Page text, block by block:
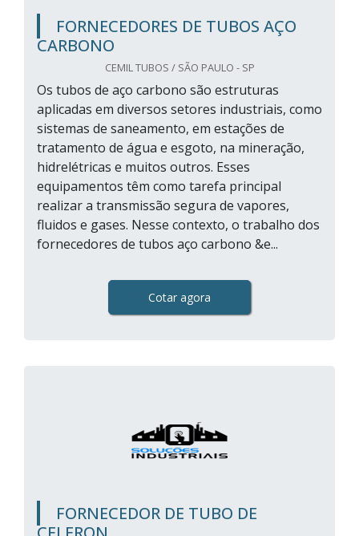
FORNECEDORES DE TUBOS AÇO
CARBONO
CEMIL TUBOS / SÃO PAULO - SP
Os tubos de aço carbono são estruturas
aplicadas em diversos setores industriais, como
sistemas de saneamento, em estações de
tratamento de água e esgoto, na mineração,
hidrelétricas e muitos outros. Esses
equipamentos têm como tarefa principal
realizar a transmissão segura de vapores,
fluidos e gases. Nesse contexto, o trabalho dos
fornecedores de tubos aço carbono &e...
Cotar agora
FORNECEDOR DE TUBO DE